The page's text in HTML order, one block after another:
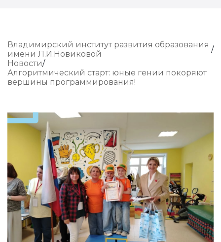
Владимирский институт развития образования
имени Л.И.Новиковой
Новости
Алгоритмический старт: юные гении покоряют
вершины программирования!